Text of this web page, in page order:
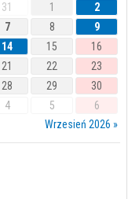
31 1
2
7 8
9
14 15
16
21 22
23
28 29
30
4 5
6
Wrzesień 2026 »